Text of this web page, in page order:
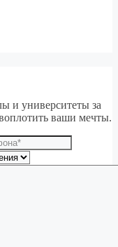
и университеты за
ваши мечты.